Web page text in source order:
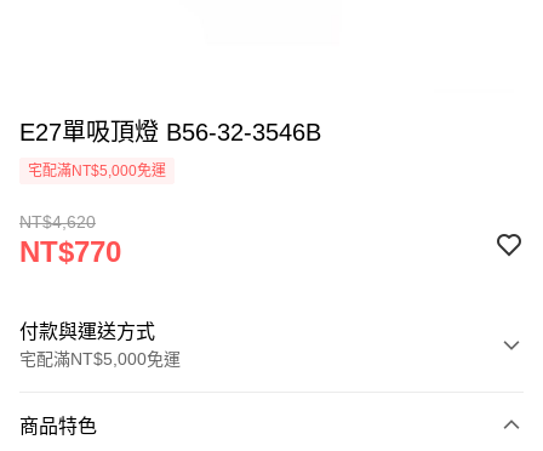
E27單吸頂燈 B56-32-3546B
宅配滿NT$5,000免運
NT$4,620
NT$770
付款與運送方式
宅配滿NT$5,000免運
信用卡一次付款
商品特色